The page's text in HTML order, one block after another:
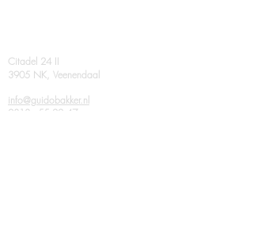
Citadel 24 II
3905 NK, Veenendaal
info@guidobakker.nl
0318 - 55 22 47